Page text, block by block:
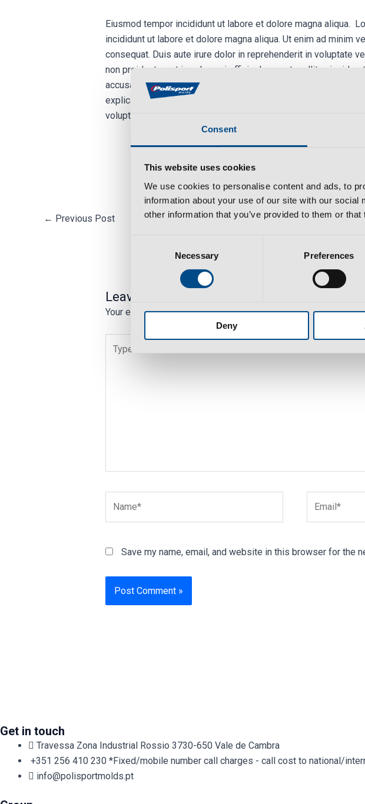
Consent
This website uses cookies
We use cookies to personalise content and ads, to
information about your use of our site with our
other information that you’ve provided to them or
Necessary Preferences
Deny
Eiusmod tempor incididunt ut labore et dolore magna aliqua.
incididunt ut labore et dolore magna aliqua. Ut enim ad minim
consequat. Duis aute irure dolor in reprehenderit in voluptate
non proident, sunt in culpa qui officia deserunt mollit anim id
accusantium doloremque laudantium, totam rem aperiam,
explicabo. Nemo enim ipsam voluptatem quia voluptas sit
voluptatem sequi nesciunt.
← Previous Post
Leave a Comment
Your email address will not be published. Required fields are
here..
Save my name, email, and website in this browser for the
Get in touch
Travessa Zona Industrial Rossio 3730-650 Vale de Cambra​
+351 256 410 230 *Fixed/mobile number call charges - call cost to national/
info@polisportmolds.pt